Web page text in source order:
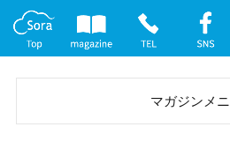
マガジンメ